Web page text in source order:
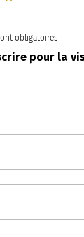
obligatoires
pour la